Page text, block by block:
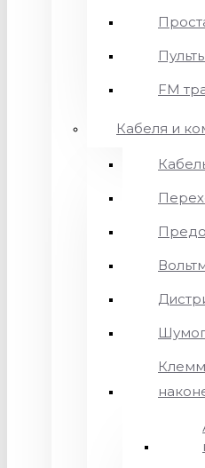
FM
Кабеля и